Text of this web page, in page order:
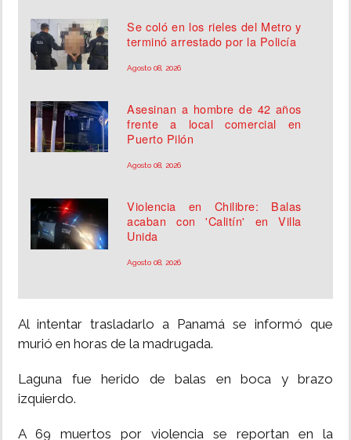
Se coló en los rieles del Metro y
terminó arrestado por la Policía
Agosto 08, 2026
Asesinan a hombre de 42 años
frente a local comercial en
Puerto Pilón
Agosto 08, 2026
Violencia en Chilibre: Balas
acaban con 'Calitín' en Villa
Unida
Agosto 08, 2026
Al intentar trasladarlo a Panamá se informó que
murió en horas de la madrugada.
Laguna fue herido de balas en boca y brazo
izquierdo.
A 69 muertos por violencia se reportan en la